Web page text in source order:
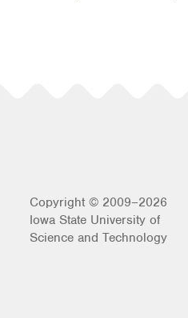
Copyright © 2009–2026
Iowa State University of
Science and Technology